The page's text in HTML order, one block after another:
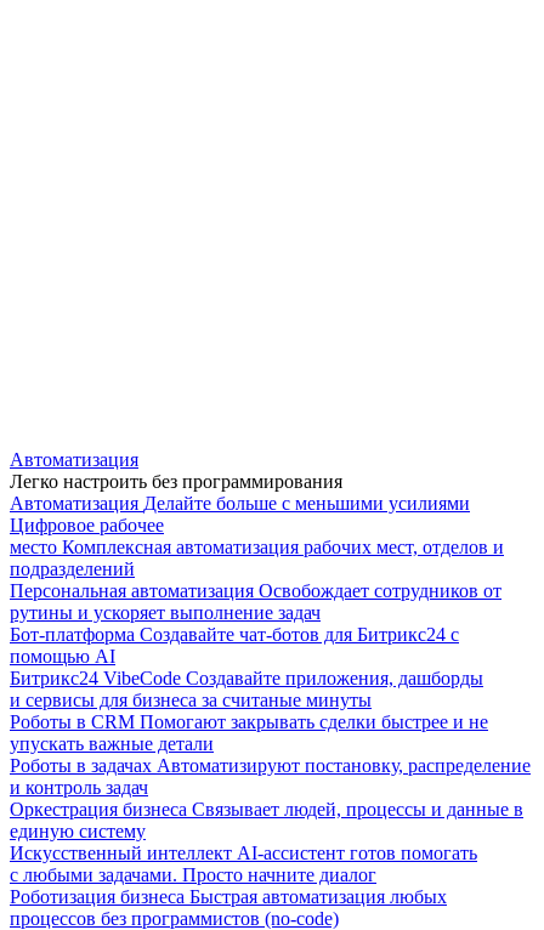
Автоматизация
Легко настроить без программирования
Автоматизация Делайте больше с меньшими усилиями
Цифровое рабочее
место Комплексная автоматизация рабочих мест, отделов и
подразделений
Персональная автоматизация Освобождает сотрудников от
рутины и ускоряет выполнение задач
Бот-платформа Создавайте чат-ботов для Битрикс24 с
помощью AI
Битрикс24 VibeCode Создавайте приложения, дашборды
и сервисы для бизнеса за считаные минуты
Роботы в CRM Помогают закрывать сделки быстрее и не
упускать важные детали
Роботы в задачах Автоматизируют постановку, распределение
и контроль задач
Оркестрация бизнеса Связывает людей, процессы и данные в
единую систему
Искусственный интеллект AI-ассистент готов помогать
с любыми задачами. Просто начните диалог
Роботизация бизнеса Быстрая автоматизация любых
процессов без программистов (no-code)